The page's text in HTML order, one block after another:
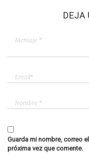
DEJA
Guarda mi nombre, correo
próxima vez que comente.